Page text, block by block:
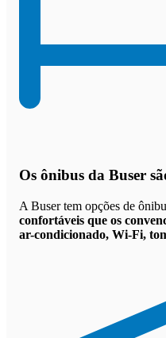
Os ônibus da Buser
A Buser tem opções de
confortáveis que os
ar-condicionado, Wi-Fi,